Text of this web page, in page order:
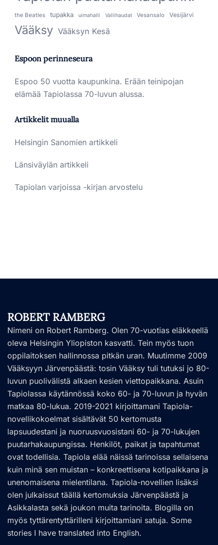
the Beatles tupakka uimahalli Vallihaudat Vesansalo Vesijärvi
Vääksy Vääksyn Kesä
Espoon perinneseura
Espoo 50 vuotta kaupunkina. Erään teinipojan
elämää Tapiolassa 70-luvun alussa.
Artikkelit muualla
Helsingin Sanomien artikkeli
Länsiväylän artikkeli
Tapiolan varjoissa -kirjan arvostelu
ROBERT RAMBERG
Nimeni on Robert Ramberg. Olen 70-vuotias eläkkeellä
oleva Helsingin Yliopiston kasvatti. Tein myös tuon
oppilaitoksen hallinnossa pitkän uran. Muutimme 2009
Vääksyyn Järvenpäästä: tosin Vääksy tuli tutuksi jo 80-
luvun puolivälistä alkaen kesien viettopaikkana. Asuin
Tapiolassa käytännössä koko 60- ja 70-luvun ja hyvän
matkaa 80-lukua. 2019-2021 kirjoittamani Tapiola-
novellikokoelmat sisältävät 50 kertomusta
lapsuudestani ja nuoruusvuosistani 60- ja 70-lukujen
puutarhakaupungissa. Henkilöt, paikat ja tapahtumat
ovat todellisia. Tapiola elää näissä tarinoissa sellaisena
kuin minä sen muistan – konkreettisena kotipaikkana ja
unenomaisena mielentilana. Tapiola-novellien lisäksi
olen julkaissut täällä kertomuksia Järvenpäästä ja
Asikkalasta sekä joukon muita tarinoita. Blogilla on
myös tyttärentyttärilleni kirjoittamiani satuja. Some
stories I have translated into English.